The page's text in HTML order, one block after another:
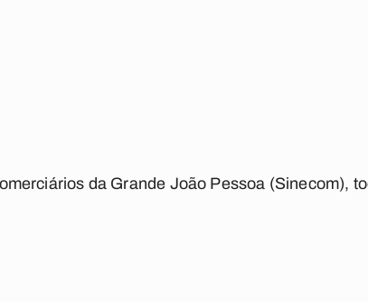
da Grande João Pessoa (Sinecom),